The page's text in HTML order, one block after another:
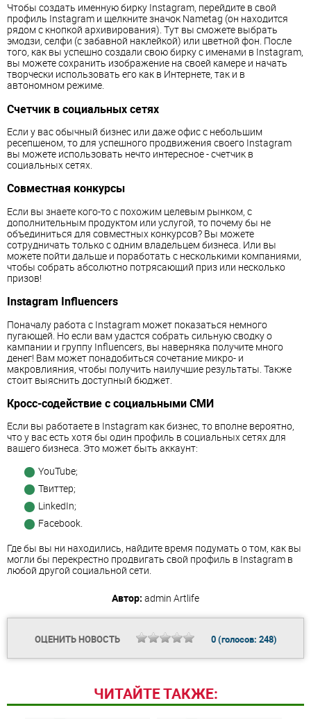
Чтобы создать именную бирку Instagram, перейдите в свой
профиль Instagram и щелкните значок Nametag (он находится
рядом с кнопкой архивирования). Тут вы сможете выбрать
эмодзи, селфи (с забавной наклейкой) или цветной фон. После
того, как вы успешно создали свою бирку с именами в Instagram,
вы можете сохранить изображение на своей камере и начать
творчески использовать его как в Интернете, так и в
автономном режиме.
Счетчик в социальных сетях
Если у вас обычный бизнес или даже офис с небольшим
ресепшеном, то для успешного продвижения своего Instagram
вы можете использовать нечто интересное - счетчик в
социальных сетях.
Совместная конкурсы
Если вы знаете кого-то с похожим целевым рынком, с
дополнительным продуктом или услугой, то почему бы не
объединиться для совместных конкурсов? Вы можете
сотрудничать только с одним владельцем бизнеса. Или вы
можете пойти дальше и поработать с несколькими компаниями,
чтобы собрать абсолютно потрясающий приз или несколько
призов!
Instagram Influencers
Поначалу работа с Instagram может показаться немного
пугающей. Но если вам удастся собрать сильную сводку о
кампании и группу Influencers, вы наверняка получите много
денег! Вам может понадобиться сочетание микро- и
макровлияния, чтобы получить наилучшие результаты. Также
стоит выяснить доступный бюджет.
Кросс-содействие с социальными СМИ
Если вы работаете в Instagram как бизнес, то вполне вероятно,
что у вас есть хотя бы один профиль в социальных сетях для
вашего бизнеса. Это может быть аккаунт:
YouTube;
Твиттер;
LinkedIn;
Facebook.
Где бы вы ни находились, найдите время подумать о том, как вы
могли бы перекрестно продвигать свой профиль в Instagram в
любой другой социальной сети.
Автор: admin Artlife
ОЦЕНИТЬ НОВОСТЬ 0(голосов: 248)
ЧИТАЙТЕ ТАКЖЕ: